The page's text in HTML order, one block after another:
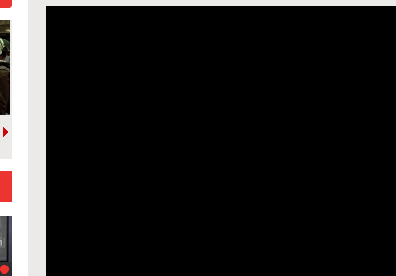
סדר